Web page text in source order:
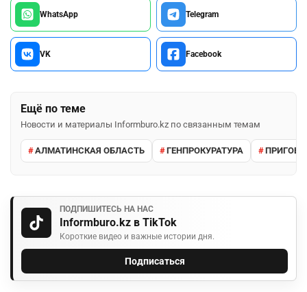
WhatsApp Telegram
VK Facebook
Ещё по теме
Новости и материалы Informburo.kz по связанным темам
АЛМАТИНСКАЯ ОБЛАСТЬ ГЕНПРОКУРАТУРА
ПОДПИШИТЕСЬ НА НАС
Informburo.kz в TikTok
Короткие видео и важные истории дня.
Подписаться